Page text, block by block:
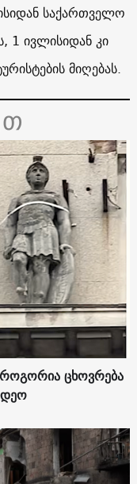
საქართველო
1 ივლისიდან კი
მიღებას.
ცხოვრება